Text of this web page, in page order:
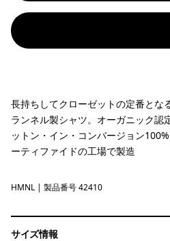
長持ちしてクローゼットの定番とな
ランネル製シャツ。オーガニック認
ットン・イン・コンバージョン
ーティファイドの工場で製造
Handmade: Natural
HMNL | 製品番号 42410
サイズ情報